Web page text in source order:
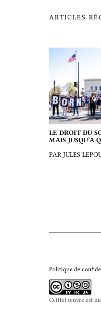
ARTICLES
LE DROIT DU
MAIS JUSQU’À
PAR JULES
Politique de
Ce(tte) œuvre est